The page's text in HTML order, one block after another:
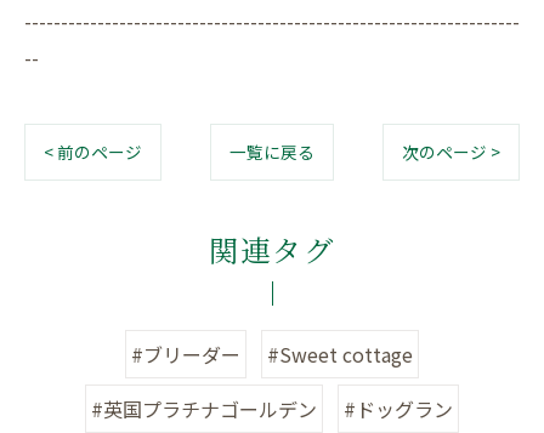
--------------------------------------------------------------------
--
< 前のページ 一覧に戻る 次のページ >
関連タグ
#ブリーダー
#Sweet cottage
#英国プラチナゴールデン
#ドッグラン